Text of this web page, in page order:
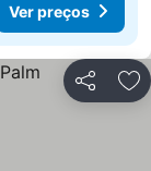
Ver preços
Partilhar